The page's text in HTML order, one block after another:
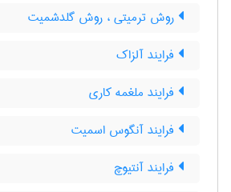
روش ترمیتی ، روش گلدشمیت
فرایند آلزاک
فرایند ملغمه کاری
فرایند آنگوس اسمیت
فرایند آنتیوچ